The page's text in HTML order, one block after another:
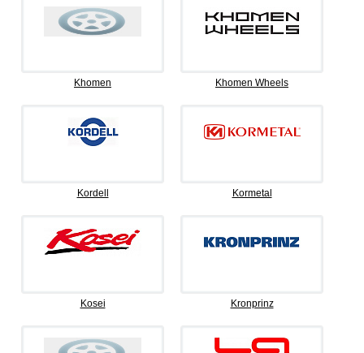
Khomen Khomen Wheels
Kordell Kormetal
Kosei Kronprinz